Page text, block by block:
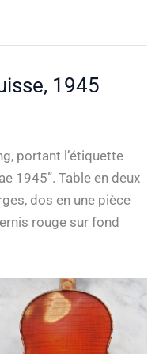
1945
portant l’étiquette
1945”. Table en deux
dos en une pièce
rouge sur fond